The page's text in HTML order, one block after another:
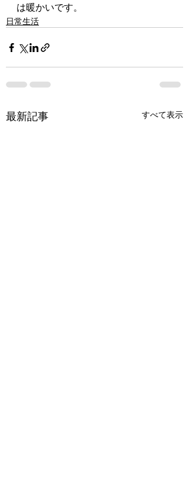
は暖かいです。
日常生活
最新記事 すべて表示